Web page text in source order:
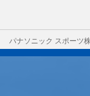
パナソニック スポーツ